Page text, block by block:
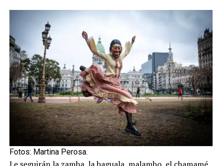
Fotos: Martina Perosa.
Le seguirán la zamba, la baguala, malambo, el chamamé.